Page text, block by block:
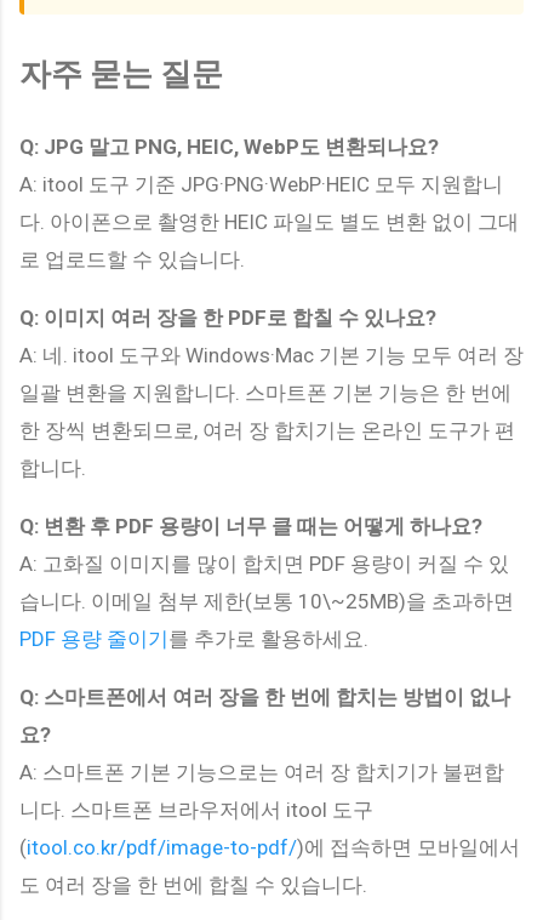
자주 묻는 질문
Q: JPG 말고 PNG, HEIC, WebP도 변환되나요?
A: itool 도구 기준 JPG·PNG·WebP·HEIC 모두 지원합니
다. 아이폰으로 촬영한 HEIC 파일도 별도 변환 없이 그대
로 업로드할 수 있습니다.
Q: 이미지 여러 장을 한 PDF로 합칠 수 있나요?
A: 네. itool 도구와 Windows·Mac 기본 기능 모두 여러 장
일괄 변환을 지원합니다. 스마트폰 기본 기능은 한 번에
한 장씩 변환되므로, 여러 장 합치기는 온라인 도구가 편
합니다.
Q: 변환 후 PDF 용량이 너무 클 때는 어떻게 하나요?
A: 고화질 이미지를 많이 합치면 PDF 용량이 커질 수 있
습니다. 이메일 첨부 제한(보통 10\~25MB)을 초과하면
PDF 용량 줄이기를 추가로 활용하세요.
Q: 스마트폰에서 여러 장을 한 번에 합치는 방법이 없나
요?
A: 스마트폰 기본 기능으로는 여러 장 합치기가 불편합
니다. 스마트폰 브라우저에서 itool 도구
(itool.co.kr/pdf/image-to-pdf/)에 접속하면 모바일에서
도 여러 장을 한 번에 합칠 수 있습니다.